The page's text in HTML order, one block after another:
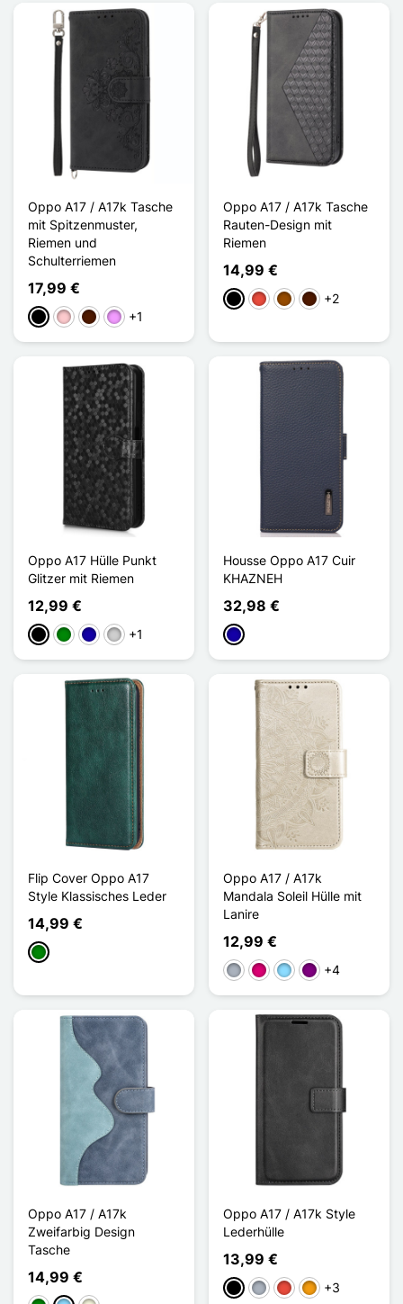
Oppo A17 / A17k Tasche
mit Spitzenmuster,
Riemen und
Schulterriemen
17,99 €
Schwarz
PinkDunkelbraun
Hellviolett
+1
Oppo A17 / A17k Tasche
Rauten-Design mit
Riemen
14,99 €
Schwarz
Rot BraunDunkelbraun
+2
Oppo A17 Hülle Punkt
Glitzer mit Riemen
12,99 €
Schwarz
GrünDunkelblau
Silber
+1
Housse Oppo A17 Cuir
KHAZNEH
32,98 €
Dunkelblau
Flip Cover Oppo A17
Style Klassisches Leder
14,99 €
Grün
Oppo A17 / A17k
Mandala Soleil Hülle mit
Lanire
12,99 €
GrauMagenta
HellblauViolett
+4
Oppo A17 / A17k
Zweifarbig Design
Tasche
14,99 €
Oppo A17 / A17k Style
Lederhülle
13,99 €
Schwarz
GrauRot Orange
+3